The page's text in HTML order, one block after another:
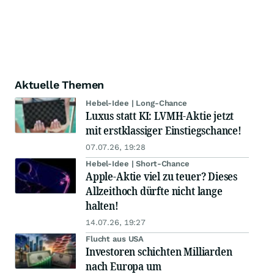
Aktuelle Themen
Hebel-Idee | Long-Chance
Luxus statt KI: LVMH-Aktie jetzt
mit erstklassiger Einstiegschance!
07.07.26, 19:28
Hebel-Idee | Short-Chance
Apple-Aktie viel zu teuer? Dieses
Allzeithoch dürfte nicht lange
halten!
14.07.26, 19:27
Flucht aus USA
Investoren schichten Milliarden
nach Europa um